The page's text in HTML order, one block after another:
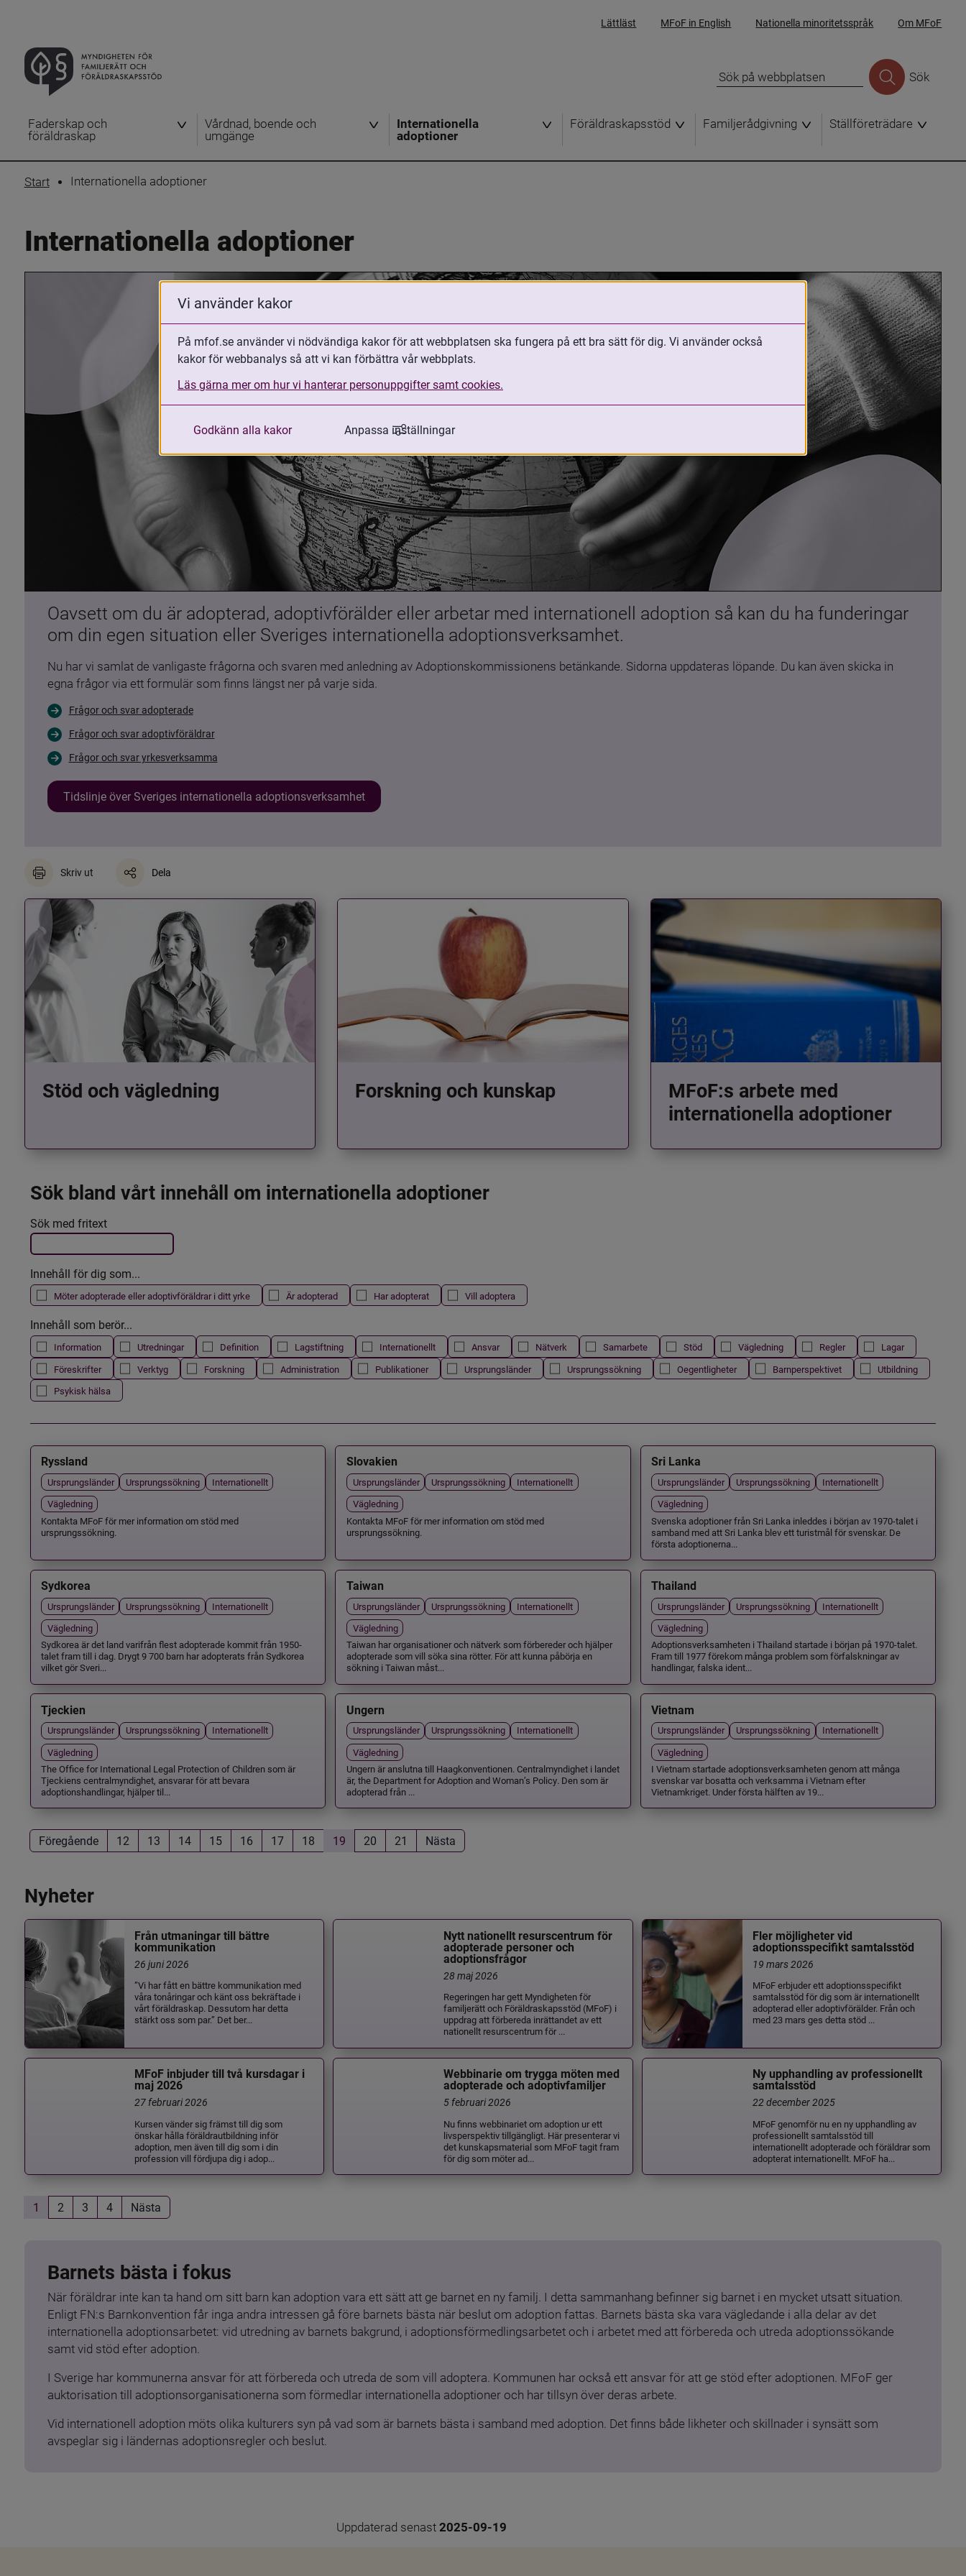
Lättläst MFoF in English Nationella minoritetsspråk Om MFoF
Sök
Faderskap och
föräldraskap
Vårdnad, boende och
umgänge
Internationella
adoptioner
Föräldraskapsstöd Familjerådgivning Ställföreträdare
Start Internationella adoptioner
Internationella adoptioner
Oavsett om du är adopterad, adoptivförälder eller arbetar med internationell adoption så kan du ha funderingar
om din egen situation eller Sveriges internationella adoptionsverksamhet.
Nu har vi samlat de vanligaste frågorna och svaren med anledning av Adoptionskommissionens betänkande. Sidorna uppdateras löpande. Du kan även skicka in
egna frågor via ett formulär som finns längst ner på varje sida.
Frågor och svar adopterade
Frågor och svar adoptivföräldrar
Frågor och svar yrkesverksamma
Tidslinje över Sveriges internationella adoptionsverksamhet
Skriv ut Dela
Stöd och vägledning Forskning och kunskap
MFoF:s arbete med
internationella adoptioner
Sök bland vårt innehåll om internationella adoptioner
Filtrera resultatet
Det här formuläret postas automatiskt
Sök med fritext
Innehåll för dig som...
Möter adopterade eller adoptivföräldrar i ditt yrke Är adopterad Har adopterat Vill adoptera
Innehåll som berör...
Information Utredningar Definition Lagstiftning Internationellt Ansvar Nätverk Samarbete Stöd Vägledning Regler
Lagar
Föreskrifter
Verktyg Forskning Administration Publikationer Ursprungsländer Ursprungssökning Oegentligheter Barnperspektivet
Utbildning
Psykisk hälsa
Ryssland
Ursprungsländer Ursprungssökning
Internationellt
Vägledning
Kontakta MFoF för mer information om stöd med
ursprungssökning.
Slovakien
Ursprungsländer Ursprungssökning
Internationellt
Vägledning
Kontakta MFoF för mer information om stöd med
ursprungssökning.
Sri Lanka
Ursprungsländer Ursprungssökning
Internationellt
Vägledning
Svenska adoptioner från Sri Lanka inleddes i början av 1970-talet i
samband med att Sri Lanka blev ett turistmål för svenskar. De
första adoptionerna...
Sydkorea
Ursprungsländer Ursprungssökning
Internationellt
Vägledning
Sydkorea är det land varifrån flest adopterade kommit från 1950-
talet fram till i dag. Drygt 9 700 barn har adopterats från Sydkorea
vilket gör Sveri...
Taiwan
Ursprungsländer Ursprungssökning
Internationellt
Vägledning
Taiwan har organisationer och nätverk som förbereder och hjälper
adopterade som vill söka sina rötter. För att kunna påbörja en
sökning i Taiwan måst...
Thailand
Ursprungsländer Ursprungssökning
Internationellt
Vägledning
Adoptionsverksamheten i Thailand startade i början på 1970-talet.
Fram till 1977 förekom många problem som förfalskningar av
handlingar, falska ident...
Tjeckien
Ursprungsländer Ursprungssökning
Internationellt
Vägledning
The Office for International Legal Protection of Children som är
Tjeckiens centralmyndighet, ansvarar för att bevara
adoptionshandlingar, hjälper til...
Ungern
Ursprungsländer Ursprungssökning
Internationellt
Vägledning
Ungern är anslutna till Haagkonventionen. Centralmyndighet i landet
är, the Department for Adoption and Woman’s Policy. Den som är
adopterad från ...
Vietnam
Ursprungsländer Ursprungssökning
Internationellt
Vägledning
I Vietnam startade adoptionsverksamheten genom att många
svenskar var bosatta och verksamma i Vietnam efter
Vietnamkriget. Under första hälften av 19...
Föregående 12 13 14 15 16 17 18 19 20 21 Nästa
Nyheter
Från utmaningar till bättre
kommunikation
26 juni 2026
”Vi har fått en bättre kommunikation med
våra tonåringar och känt oss bekräftade i
vårt föräldraskap. Dessutom har detta
stärkt oss som par.” Det ber...
Nytt nationellt resurscentrum för
adopterade personer och
adoptionsfrågor
28 maj 2026
Regeringen har gett Myndigheten för
familjerätt och Föräldraskapsstöd (MFoF) i
uppdrag att förbereda inrättandet av ett
nationellt resurscentrum för ...
Fler möjligheter vid
adoptionsspecifikt samtalsstöd
19 mars 2026
MFoF erbjuder ett adoptionsspecifikt
samtalsstöd för dig som är internationellt
adopterad eller adoptivförälder. Från och
med 23 mars ges detta stöd ...
MFoF inbjuder till två kursdagar i
maj 2026
27 februari 2026
Kursen vänder sig främst till dig som
önskar hålla föräldrautbildning inför
adoption, men även till dig som i din
profession vill fördjupa dig i adop...
Webbinarie om trygga möten med
adopterade och adoptivfamiljer
5 februari 2026
Nu finns webbinariet om adoption ur ett
livsperspektiv tillgängligt. Här presenterar vi
det kunskapsmaterial som MFoF tagit fram
för dig som möter ad...
Ny upphandling av professionellt
samtalsstöd
22 december 2025
MFoF genomför nu en ny upphandling av
professionellt samtalsstöd till
internationellt adopterade och föräldrar som
adopterat internationellt. MFoF ha...
1 2 3 4 Nästa
Barnets bästa i fokus
När föräldrar inte kan ta hand om sitt barn kan adoption vara ett sätt att ge barnet en ny familj. I detta sammanhang befinner sig barnet i en mycket utsatt situation.
Enligt FN:s Barnkonvention får inga andra intressen gå före barnets bästa när beslut om adoption fattas. Barnets bästa ska vara vägledande i alla delar av det
internationella adoptionsarbetet: vid utredning av barnets bakgrund, i adoptionsförmedlingsarbetet och i arbetet med att förbereda och utreda adoptionssökande
samt vid stöd efter adoption.
I Sverige har kommunerna ansvar för att förbereda och utreda de som vill adoptera. Kommunen har också ett ansvar för att ge stöd efter adoptionen. MFoF ger
auktorisation till adoptionsorganisationerna som förmedlar internationella adoptioner och har tillsyn över deras arbete.
Vid internationell adoption möts olika kulturers syn på vad som är barnets bästa i samband med adoption. Det finns både likheter och skillnader i synsätt som
avspeglar sig i ländernas adoptionsregler och beslut.
Uppdaterad senast 2025-09-19
Vi använder kakor
På mfof.se använder vi nödvändiga kakor för att webbplatsen ska fungera på ett bra sätt för dig. Vi använder också
kakor för webbanalys så att vi kan förbättra vår webbplats.
Läs gärna mer om hur vi hanterar personuppgifter samt cookies.
Godkänn alla kakor Anpassa inställningar